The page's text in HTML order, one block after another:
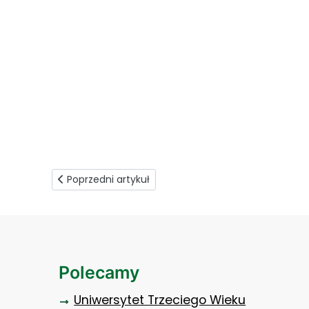
Poprzedni artykuł: Wyzwania demograficzne dla
Poprzedni artykuł
Polecamy
Uniwersytet Trzeciego Wieku